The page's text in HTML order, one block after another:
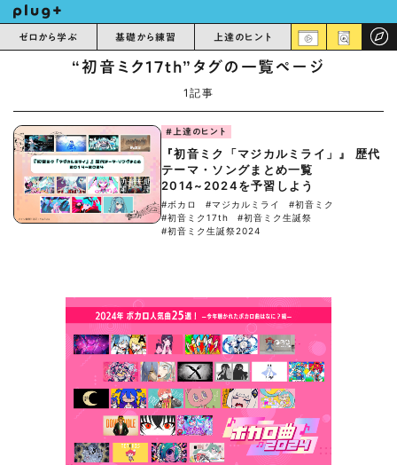
ゼロから学ぶ 基礎から練習 上達のヒント
“初音ミク17th”タグの一覧ページ
1記事
#上達のヒント
『初音ミク「マジカルミライ」』 歴代
テーマ・ソングまとめ一覧
2014~2024を予習しよう
#ボカロ #マジカルミライ
#初音ミク
#初音ミク17th
#初音ミク生誕祭
#初音ミク生誕祭2024